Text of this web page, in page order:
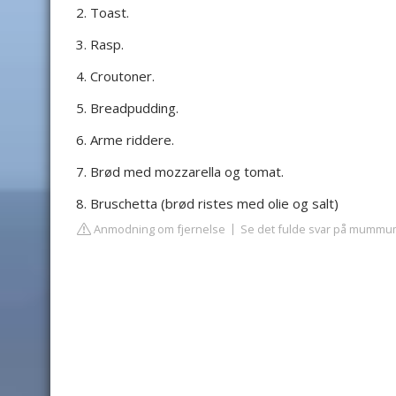
Toast.
Rasp.
Croutoner.
Breadpudding.
Arme riddere.
Brød med mozzarella og tomat.
Bruschetta (brød ristes med olie og salt)
Anmodning om fjernelse Se det fulde svar på